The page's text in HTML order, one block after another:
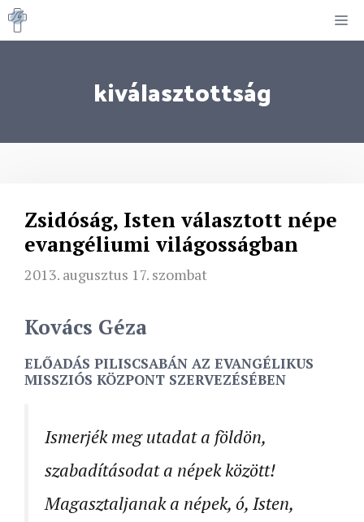
Kilépés
a
kiválasztottság
Zsidóság, Isten választott népe
evangéliumi világosságban
2013. augusztus 17. szombat
Kovács Géza
ELŐADÁS PILISCSABÁN AZ EVANGÉLIKUS
MISSZIÓS KÖZPONT SZERVEZÉSÉBEN
Ismerjék meg utadat a földön,
szabadításodat a népek között!
Magasztaljanak a népek, ó, Isten,